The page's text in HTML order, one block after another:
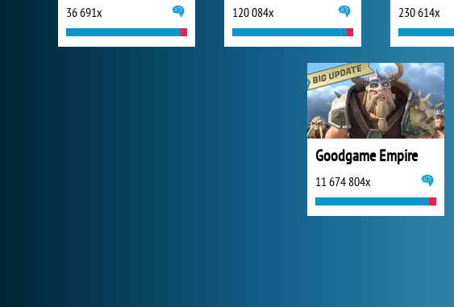
36 691x 120 084x 230 614x
Goodgame Empire
11 674 804x